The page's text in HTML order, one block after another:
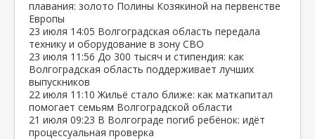
плавания: золото Полины Козякиной на первенстве
Европы
23 июля 14:05 Волгоградская область передала
технику и оборудование в зону СВО
23 июля 11:56 До 300 тысяч и стипендия: как
Волгоградская область поддерживает лучших
выпускников
22 июля 11:10 Жильё стало ближе: как маткапитал
помогает семьям Волгоградской области
21 июля 09:23 В Волгограде погиб ребёнок: идёт
процессуальная проверка